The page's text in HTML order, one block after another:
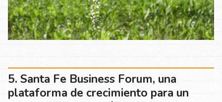
Santa Fe Business Forum, una
plataforma de crecimiento para un